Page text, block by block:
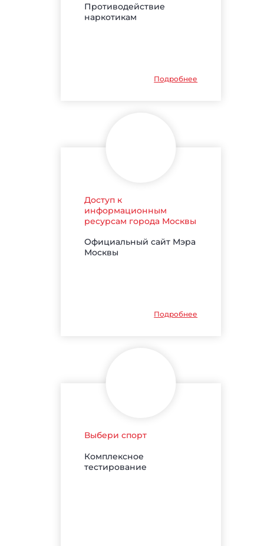
Противодействие
наркотикам
Подробнее
Доступ к
информационным
ресурсам города Москвы
Официальный сайт Мэра
Москвы
Подробнее
Выбери спорт
Комплексное
тестирование